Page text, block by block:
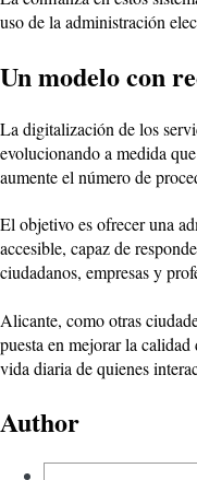
uso de la administración
Un modelo con
La digitalización de los
evolucionando a medida
aumente el número de
El objetivo es ofrecer una
accesible, capaz de
ciudadanos, empresas y
Alicante, como otras
puesta en mejorar la
vida diaria de quienes
Author